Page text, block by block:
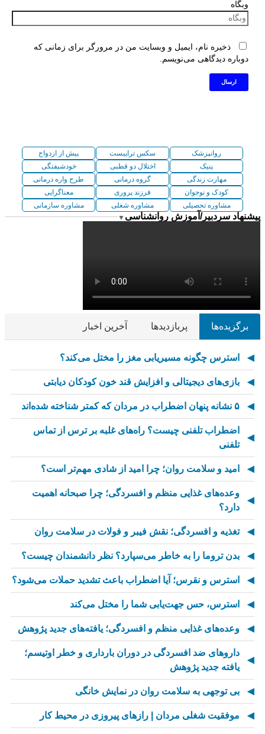
وبگاه
ذخیره نام، ایمیل و وبسایت من در مرورگر برای زمانی که
دوباره دیدگاهی می‌نویسم.
روانپزشک سکس تراپیست
پیش از ازدواج
پنیک
اختلال دو قطبی
خودشیفتگی
مهارت زندگی
گروه درمانی
طرح واره درمانی
کودک و نوجوان
فرزند پروری
معناگرایی
مشاوره تحصیلی
مشاوره شغلی مشاوره سازمانی
پیشنهاد سردبیر/آموزش روانشناسی ▼
برگزیده‌ها پربازدیدها آخرین اخبار
استرس چگونه مسیریابی مغز را مختل می‌کند؟
بازی‌های دیجیتالی و افزایش قند خون کودکان دیابتی
۵ نشانه پنهان اضطراب در مردان که کمتر شناخته شده‌اند
اضطراب تلفنی چیست؟ راه‌های غلبه بر ترس از تماس
تلفنی
امید و سلامت روان؛ چرا امید از شادی مهم‌تر است؟
وعده‌های غذایی منظم و افسردگی؛ چرا صبحانه اهمیت
دارد؟
تغذیه و افسردگی؛ نقش فیبر و فولات در سلامت روان
بدن تروما را به خاطر می‌سپارد؟ نظر دانشمندان چیست؟
استرس و نقرس؛ آیا اضطراب باعث تشدید حملات می‌شود؟
استرس، حس جهت‌یابی شما را مختل می‌کند
وعده‌های غذایی منظم و افسردگی؛ یافته‌های جدید پژوهش
داروهای ضد افسردگی در دوران بارداری و خطر اوتیسم؛
یافته جدید پژوهش
بی توجهی به سلامت روان در نمایش خانگی
موفقیت شغلی مردان | رازهای پیروزی در محیط کار